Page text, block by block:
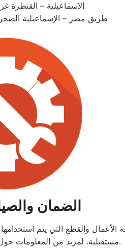
الاسماعيلية – القنطرة
طريق مصر – الإسماعيلية
الضمان
والقطع التي يتم
مستقبلية. لمزيد من المعلومات.